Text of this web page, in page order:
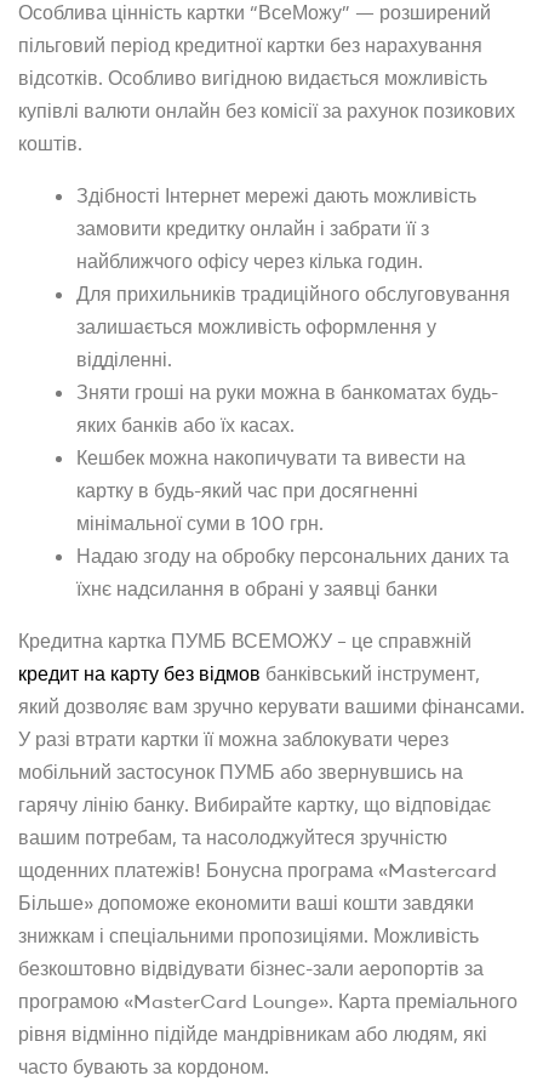
Особлива цінність картки “ВсеМожу” — розширений
пільговий період кредитної картки без нарахування
відсотків. Особливо вигідною видається можливість
купівлі валюти онлайн без комісії за рахунок позикових
коштів.
Здібності Інтернет мережі дають можливість
замовити кредитку онлайн і забрати її з
найближчого офісу через кілька годин.
Для прихильників традиційного обслуговування
залишається можливість оформлення у
відділенні.
Зняти гроші на руки можна в банкоматах будь-
яких банків або їх касах.
Кешбек можна накопичувати та вивести на
картку в будь-який час при досягненні
мінімальної суми в 100 грн.
Надаю згоду на обробку персональних даних та
їхнє надсилання в обрані у заявці банки
Кредитна картка ПУМБ ВСЕМОЖУ – це справжній
кредит на карту без відмов банківський інструмент,
який дозволяє вам зручно керувати вашими фінансами.
У разі втрати картки її можна заблокувати через
мобільний застосунок ПУМБ або звернувшись на
гарячу лінію банку. Вибирайте картку, що відповідає
вашим потребам, та насолоджуйтеся зручністю
щоденних платежів! Бонусна програма «Mastercard
Більше» допоможе економити ваші кошти завдяки
знижкам і спеціальними пропозиціями. Можливість
безкоштовно відвідувати бізнес-зали аеропортів за
програмою «MasterCard Lounge». Карта преміального
рівня відмінно підійде мандрівникам або людям, які
часто бувають за кордоном.